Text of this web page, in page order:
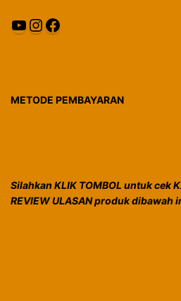
YouTube
Instagram
Facebook
METODE PEMBAYARAN
Silahkan KLIK TOMBOL untuk cek
REVIEW ULASAN produk dibawah